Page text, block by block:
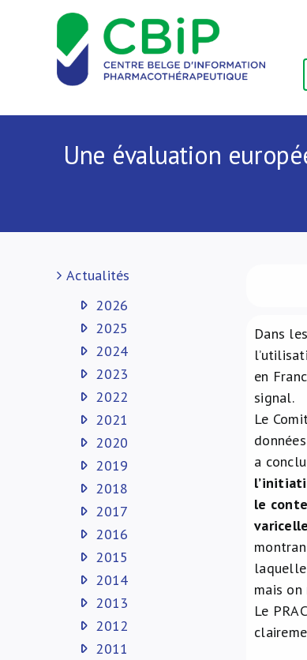
Une évaluation
Dans les
en
signal.
Le
a
le
varicelle
mais
Le
Actualités
2026
2025
2024
2023
2022
2021
2020
2019
2018
2017
2016
2015
2014
2013
2012
2011